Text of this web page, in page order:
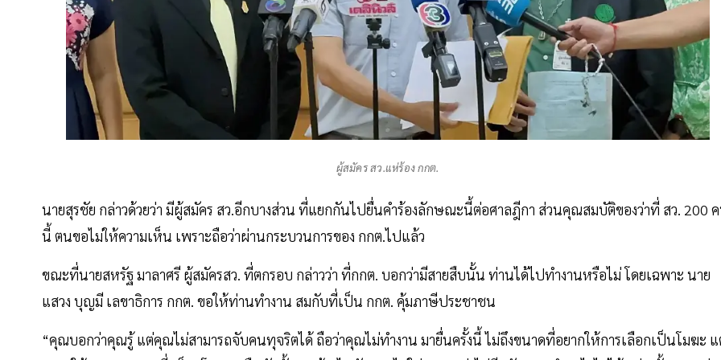
ผู้สมัคร สว.แห่ร้อง กกต.
นายสุรชัย กล่าวด้วยว่า มีผู้สมัคร สว.อีกบางส่วน ที่แยกกันไปยื่นคำร้องลักษณะนี้ต่อศาลฎีกา ส่วนคุณสมบัติของว่าที่ สว. 200
นี้ ตนขอไม่ให้ความเห็น เพราะถือว่าผ่านกระบวนการของ กกต.ไปแล้ว
ขณะที่นายสหรัฐ มาลาศรี ผู้สมัครสว. ที่ตกรอบ กล่าวว่า ที่กกต. บอกว่ามีสายสืบนั้น ท่านได้ไปทำงานหรือไม่ โดยเฉพาะ นาย
แสวง บุญมี เลขาธิการ กกต. ขอให้ท่านทำงาน สมกับที่เป็น กกต. คุ้มภาษีประชาชน
“คุณบอกว่าคุณรู้ แต่คุณไม่สามารถจับคนทุจริตได้ ถือว่าคุณไม่ทำงาน มายื่นครั้งนี้ ไม่ถึงขนาดที่อยากให้การเลือกเป็นโมฆะ